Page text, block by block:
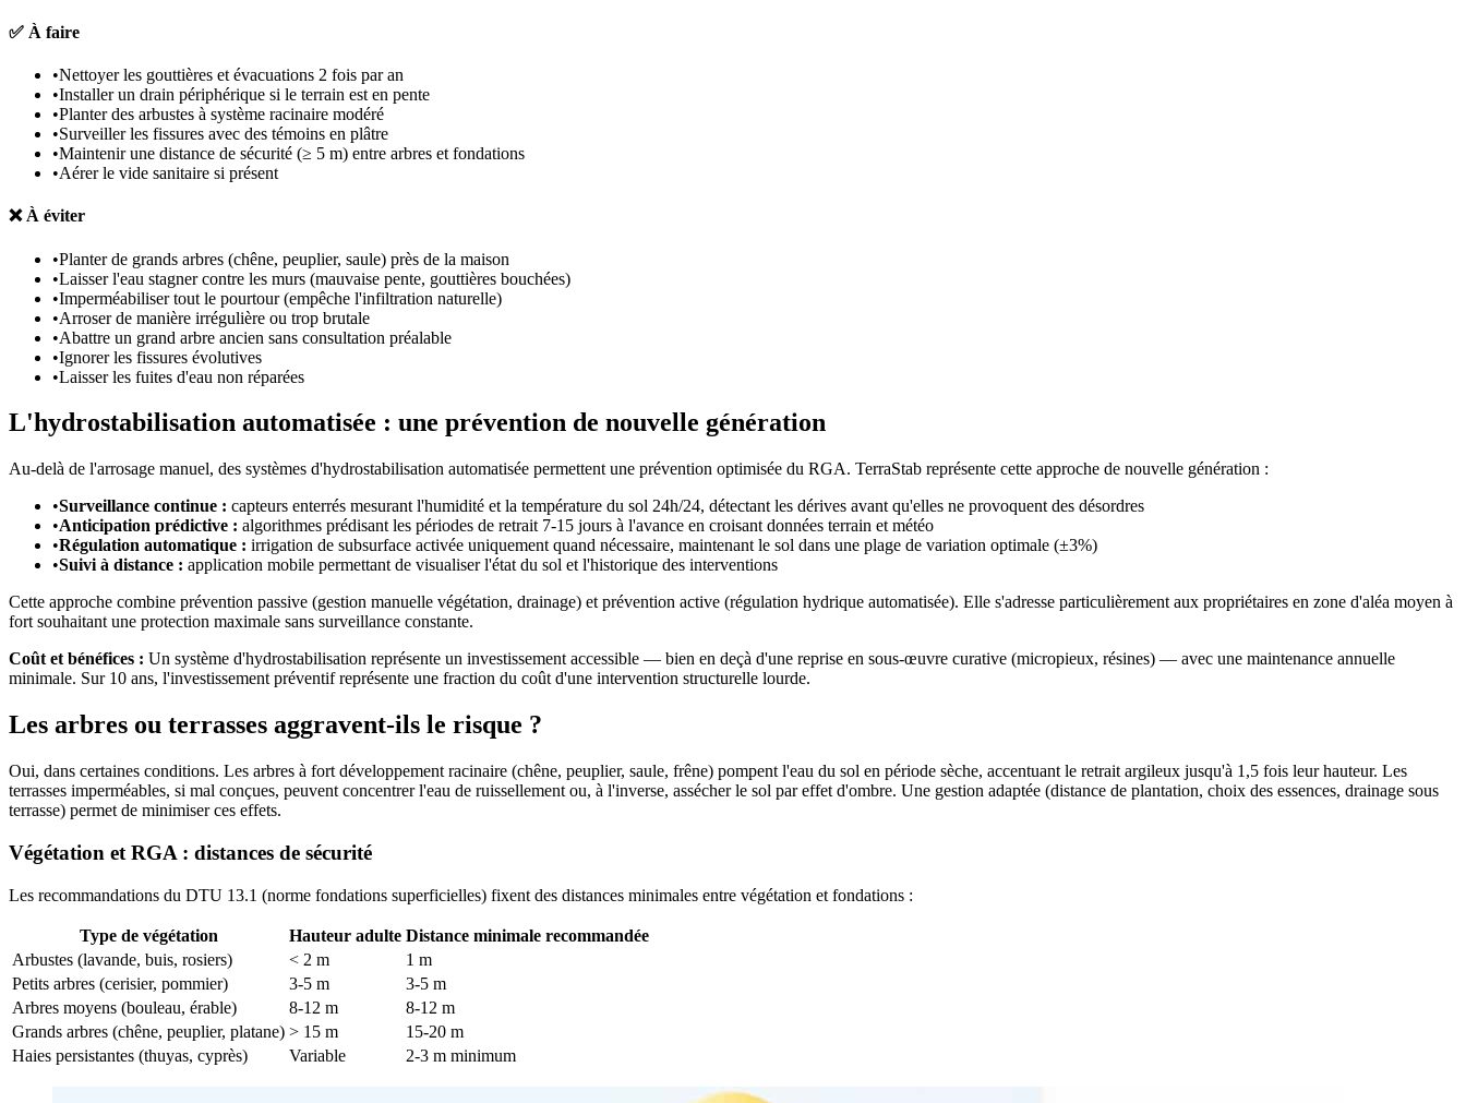
✅ À faire
•Nettoyer les gouttières et évacuations 2 fois par an
•Installer un drain périphérique si le terrain est en pente
•Planter des arbustes à système racinaire modéré
•Surveiller les fissures avec des témoins en plâtre
•Maintenir une distance de sécurité (≥ 5 m) entre arbres et fondations
•Aérer le vide sanitaire si présent
❌ À éviter
•Planter de grands arbres (chêne, peuplier, saule) près de la maison
•Laisser l'eau stagner contre les murs (mauvaise pente, gouttières bouchées)
•Imperméabiliser tout le pourtour (empêche l'infiltration naturelle)
•Arroser de manière irrégulière ou trop brutale
•Abattre un grand arbre ancien sans consultation préalable
•Ignorer les fissures évolutives
•Laisser les fuites d'eau non réparées
L'hydrostabilisation automatisée : une prévention de nouvelle génération
Au-delà de l'arrosage manuel, des systèmes d'hydrostabilisation automatisée permettent une prévention optimisée du RGA. TerraStab représente cette approche de nouvelle génération :
•Surveillance continue : capteurs enterrés mesurant l'humidité et la température du sol 24h/24, détectant les dérives avant qu'elles ne provoquent des désordres
•Anticipation prédictive : algorithmes prédisant les périodes de retrait 7-15 jours à l'avance en croisant données terrain et météo
•Régulation automatique : irrigation de subsurface activée uniquement quand nécessaire, maintenant le sol dans une plage de variation optimale (±3%)
•Suivi à distance : application mobile permettant de visualiser l'état du sol et l'historique des interventions
Cette approche combine prévention passive (gestion manuelle végétation, drainage) et prévention active (régulation hydrique automatisée). Elle s'adresse particulièrement aux propriétaires en zone d'aléa moyen à
fort souhaitant une protection maximale sans surveillance constante.
Coût et bénéfices : Un système d'hydrostabilisation représente un investissement accessible — bien en deçà d'une reprise en sous-œuvre curative (micropieux, résines) — avec une maintenance annuelle
minimale. Sur 10 ans, l'investissement préventif représente une fraction du coût d'une intervention structurelle lourde.
Les arbres ou terrasses aggravent-ils le risque ?
Oui, dans certaines conditions. Les arbres à fort développement racinaire (chêne, peuplier, saule, frêne) pompent l'eau du sol en période sèche, accentuant le retrait argileux jusqu'à 1,5 fois leur hauteur. Les
terrasses imperméables, si mal conçues, peuvent concentrer l'eau de ruissellement ou, à l'inverse, assécher le sol par effet d'ombre. Une gestion adaptée (distance de plantation, choix des essences, drainage sous
terrasse) permet de minimiser ces effets.
Végétation et RGA : distances de sécurité
Les recommandations du DTU 13.1 (norme fondations superficielles) fixent des distances minimales entre végétation et fondations :
Type de végétation Hauteur adulte Distance minimale recommandée
Arbustes (lavande, buis, rosiers)
< 2 m
1 m
Petits arbres (cerisier, pommier)
3-5 m
3-5 m
Arbres moyens (bouleau, érable)
8-12 m
8-12 m
Grands arbres (chêne, peuplier, platane) > 15 m
15-20 m
Haies persistantes (thuyas, cyprès)
Variable 2-3 m minimum